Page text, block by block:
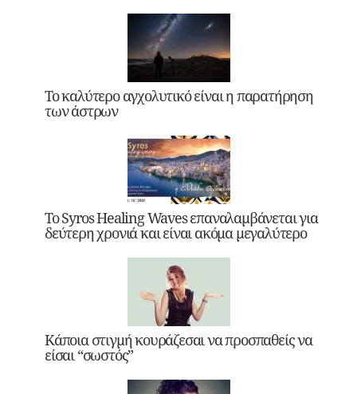
Το καλύτερο αγχολυτικό είναι η παρατήρηση
των άστρων
Το Syros Healing Waves επαναλαμβάνεται για
δεύτερη χρονιά και είναι ακόμα μεγαλύτερο
Κάποια στιγμή κουράζεσαι να προσπαθείς να
είσαι “σωστός”